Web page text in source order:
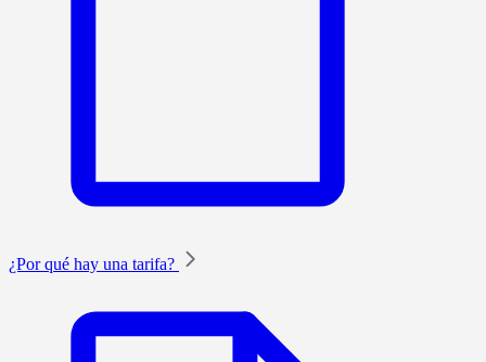
¿Por qué hay una tarifa?